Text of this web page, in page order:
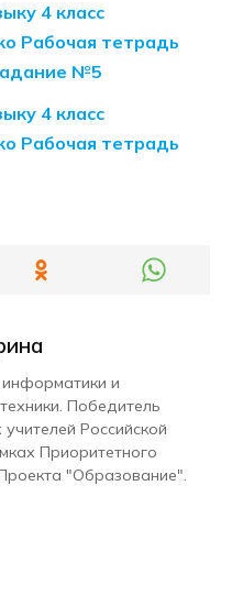
4 класс
Рабочая тетрадь
№5
4 класс
Рабочая тетрадь
и
Победитель
Российской
Приоритетного
"Образование".